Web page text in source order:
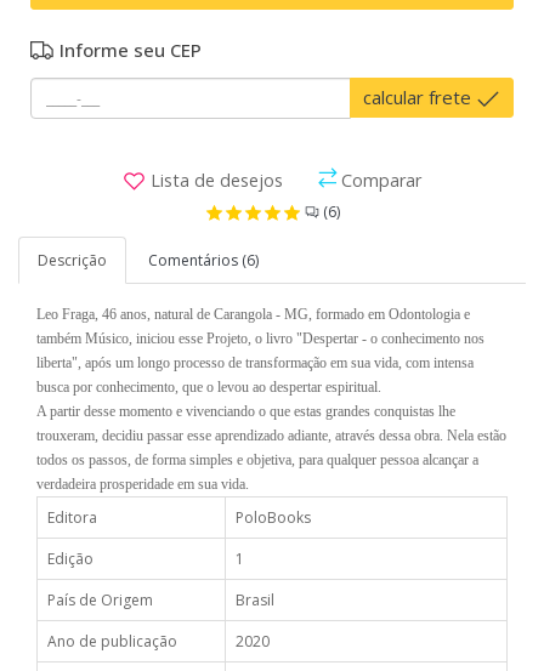
Informe seu CEP
calcular frete
Lista de desejos Comparar
(6)
Descrição Comentários (6)
Leo Fraga, 46 anos, natural de Carangola - MG, formado em Odontologia e
também Músico, iniciou esse Projeto, o livro "Despertar - o conhecimento nos
liberta", após um longo processo de transformação em sua vida, com intensa
busca por conhecimento, que o levou ao despertar espiritual.
A partir desse momento e vivenciando o que estas grandes conquistas lhe
trouxeram, decidiu passar esse aprendizado adiante, através dessa obra. Nela estão
todos os passos, de forma simples e objetiva, para qualquer pessoa alcançar a
verdadeira prosperidade em sua vida.
Editora
PoloBooks
Edição
1
País de Origem
Brasil
Ano de publicação
2020